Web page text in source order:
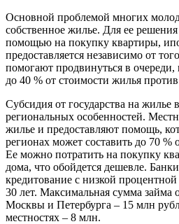
Основной проблемой многих
собственное жилье. Для ее
помощью на покупку квартиры,
предоставляется независимо от
помогают продвинуться в
до 40 % от стоимости жилья
Субсидия от государства на жилье
региональных особенностей.
жилье и предоставляют помощь,
регионах может составить до 70
Ее можно потратить на покупку
дома, что обойдется дешевле.
кредитование с низкой
30 лет. Максимальная сумма займа
Москвы и Петербурга – 15 млн
местностях – 8 млн.